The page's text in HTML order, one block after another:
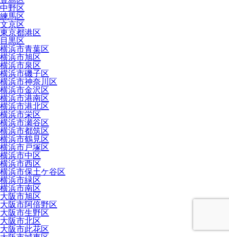
中野区
練馬区
文京区
東京都港区
目黒区
横浜市青葉区
横浜市旭区
横浜市泉区
横浜市磯子区
横浜市神奈川区
横浜市金沢区
横浜市港南区
横浜市港北区
横浜市栄区
横浜市瀬谷区
横浜市都筑区
横浜市鶴見区
横浜市戸塚区
横浜市中区
横浜市西区
横浜市保土ケ谷区
横浜市緑区
横浜市南区
大阪市旭区
大阪市阿倍野区
大阪市生野区
大阪市北区
大阪市此花区